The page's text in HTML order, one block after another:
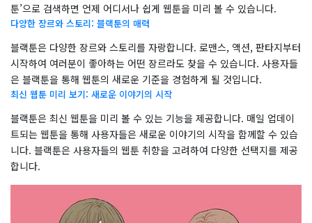
툰’으로 검색하면 언제 어디서나 쉽게 웹툰을 미리 볼 수 있습니다.
다양한 장르와 스토리: 블랙툰의 매력
블랙툰은 다양한 장르와 스토리를 자랑합니다. 로맨스, 액션, 판타지부터
시작하여 여러분이 좋아하는 어떤 장르라도 찾을 수 있습니다. 사용자들
은 블랙툰을 통해 웹툰의 새로운 기준을 경험하게 될 것입니다.
최신 웹툰 미리 보기: 새로운 이야기의 시작
블랙툰은 최신 웹툰을 미리 볼 수 있는 기능을 제공합니다. 매일 업데이
트되는 웹툰을 통해 사용자들은 새로운 이야기의 시작을 함께할 수 있습
니다. 블랙툰은 사용자들의 웹툰 취향을 고려하여 다양한 선택지를 제공
합니다.